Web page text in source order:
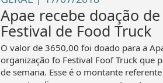
Apae recebe doação
Festival de Food Truck
O valor de 3650,00 foi doado para a
organização fo Festival Foof Truck que
de semana. Esse é o montante